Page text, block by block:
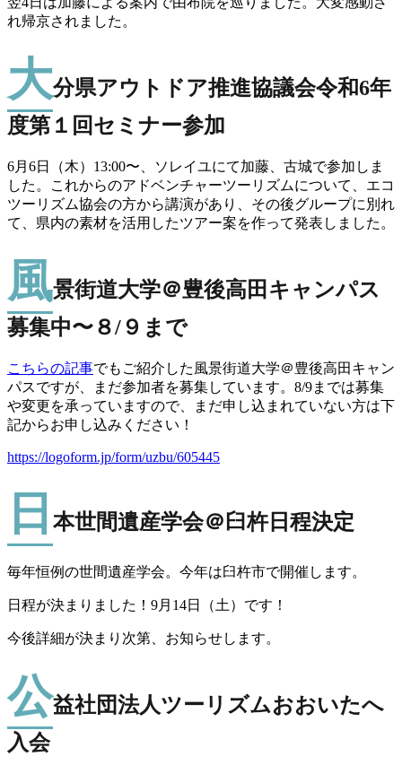
れ帰京されました。
大分県アウトドア推進協議会令和6年
度第１回セミナー参加
6月6日（木）13:00〜、ソレイユにて加藤、古城で参加しま
した。これからのアドベンチャーツーリズムについて、エコ
ツーリズム協会の方から講演があり、その後グループに別れ
て、県内の素材を活用したツアー案を作って発表しました。
風景街道大学＠豊後高田キャンパス
募集中〜８/９まで
こちらの記事でもご紹介した風景街道大学＠豊後高田キャン
パスですが、まだ参加者を募集しています。8/9までは募集
や変更を承っていますので、まだ申し込まれていない方は下
記からお申し込みください！
https://logoform.jp/form/uzbu/605445
日 本世間遺産学会＠臼杵日程決定
毎年恒例の世間遺産学会。今年は臼杵市で開催します。
日程が決まりました！9月14日（土）です！
今後詳細が決まり次第、お知らせします。
公益社団法人ツーリズムおおいたへ
入会